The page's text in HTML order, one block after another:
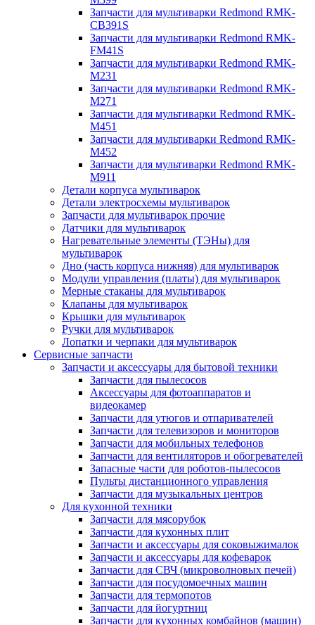
Запчасти для мультиварки Redmond RMK-
CB391S
Запчасти для мультиварки Redmond RMK-
FM41S
Запчасти для мультиварки Redmond RMK-
M231
Запчасти для мультиварки Redmond RMK-
M271
Запчасти для мультиварки Redmond RMK-
M451
Запчасти для мультиварки Redmond RMK-
M452
Запчасти для мультиварки Redmond RMK-
M911
Детали корпуса мультиварок
Детали электросхемы мультиварок
Запчасти для мультиварок прочие
Датчики для мультиварок
Нагревательные элементы (ТЭНы) для
мультиварок
Дно (часть корпуса нижняя) для мультиварок
Модули управления (платы) для мультиварок
Мерные стаканы для мультиварок
Клапаны для мультиварок
Крышки для мультиварок
Ручки для мультиварок
Лопатки и черпаки для мультиварок
Сервисные запчасти
Запчасти и аксессуары для бытовой техники
Запчасти для пылесосов
Аксессуары для фотоаппаратов и
видеокамер
Запчасти для утюгов и отпаривателей
Запчасти для телевизоров и мониторов
Запчасти для мобильных телефонов
Запчасти для вентиляторов и обогревателей
Запасные части для роботов-пылесосов
Пульты дистанционного управления
Запчасти для музыкальных центров
Для кухонной техники
Запчасти для мясорубок
Запчасти для кухонных плит
Запчасти и аксессуары для соковыжималок
Запчасти и аксессуары для кофеварок
Запчасти для СВЧ (микроволновых печей)
Запчасти для посудомоечных машин
Запчасти для термопотов
Запчасти для йогуртниц
Запчасти для кухонных комбайнов (машин)